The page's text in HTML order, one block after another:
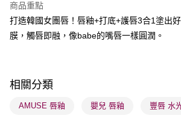
BoC Pay
送貨方式
每筆HK$65.00，滿HK$300.00或以上免運費
商品重點
打造韓國女團唇！唇釉+打底+護唇3合1塗出
膜，觸唇即融，像babe的嘴唇一樣圓潤。
相關分類
AMUSE 唇釉 嬰兒 唇釉 豐唇 水